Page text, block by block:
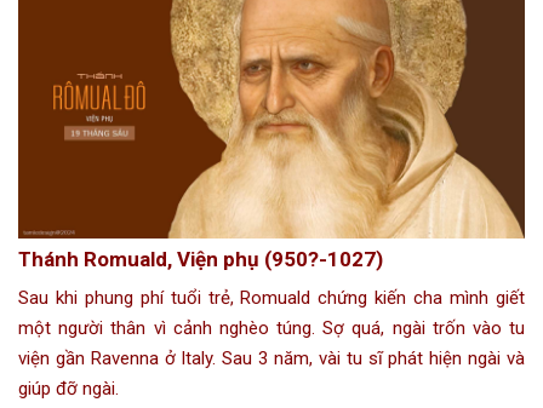
Thánh Romuald, Viện phụ (950?-1027)
Sau khi phung phí tuổi trẻ, Romuald chứng kiến cha mình giết
một người thân vì cảnh nghèo túng. Sợ quá, ngài trốn vào tu
viện gần Ravenna ở Italy. Sau 3 năm, vài tu sĩ phát hiện ngài và
giúp đỡ ngài.